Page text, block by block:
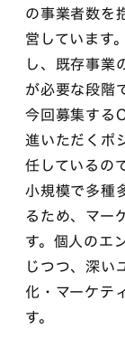
の事業者数を
営しています
し、既存事業
が必要な段階
今回募集する
進いただくポ
任しているの
小規模で多種
るため、マー
す。個人のエ
じつつ、深い
化・マーケテ
す。